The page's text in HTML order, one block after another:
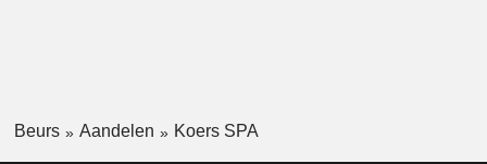
Beurs Aandelen Koers SPA